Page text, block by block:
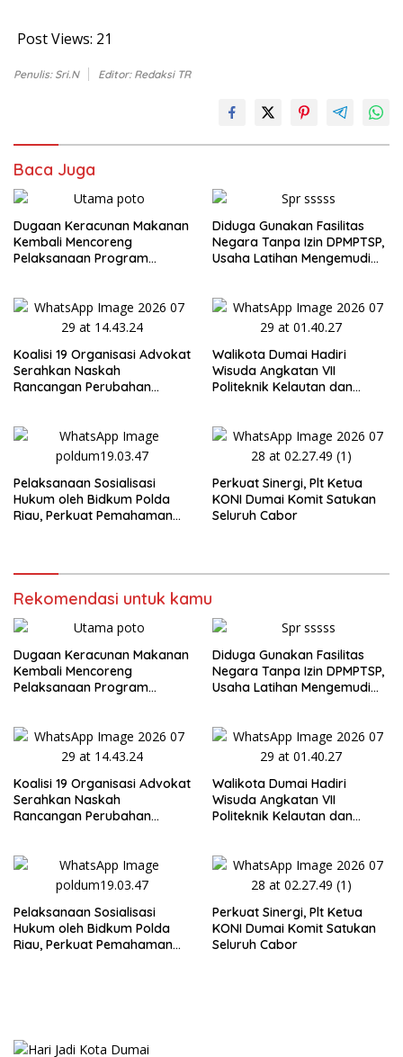
Post Views: 21
Penulis: Sri.N Editor: Redaksi TR
Baca Juga
Dugaan Keracunan Makanan
Kembali Mencoreng
Pelaksanaan Program
Bersama Kota Dumai
Diduga Gunakan Fasilitas
Negara Tanpa Izin DPMPTSP,
Usaha Latihan Mengemudi
Koalisi 19 Organisasi Advokat
Serahkan Naskah
Rancangan Perubahan
RI
Walikota Dumai Hadiri
Wisuda Angkatan VII
Politeknik Kelautan dan
Pelaksanaan Sosialisasi
Hukum oleh Bidkum Polda
Riau, Perkuat Pemahaman
Perkuat Sinergi, Plt Ketua
KONI Dumai Komit Satukan
Seluruh Cabor
Rekomendasi untuk kamu
Dugaan Keracunan Makanan
Kembali Mencoreng
Pelaksanaan Program
Bersama Kota Dumai
Diduga Gunakan Fasilitas
Negara Tanpa Izin DPMPTSP,
Usaha Latihan Mengemudi
Koalisi 19 Organisasi Advokat
Serahkan Naskah
Rancangan Perubahan
RI
Walikota Dumai Hadiri
Wisuda Angkatan VII
Politeknik Kelautan dan
Pelaksanaan Sosialisasi
Hukum oleh Bidkum Polda
Riau, Perkuat Pemahaman
Perkuat Sinergi, Plt Ketua
KONI Dumai Komit Satukan
Seluruh Cabor